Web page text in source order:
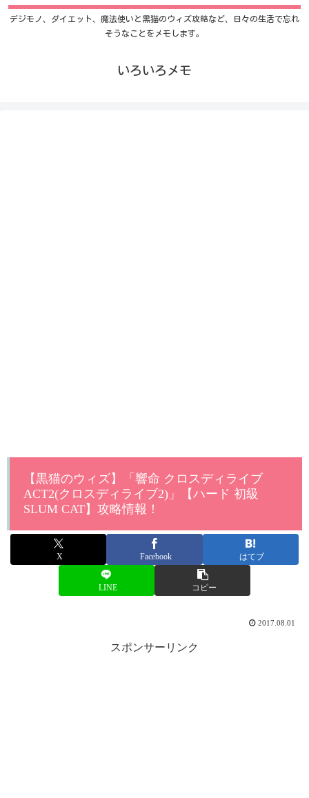
デジモノ、ダイエット、魔法使いと黒猫のウィズ攻略など、日々の生活で忘れ
そうなことをメモします。
いろいろメモ
【黒猫のウィズ】「響命 クロスディライブ
ACT2(クロスディライブ2)」【ハード 初級
SLUM CAT】攻略情報！
X Facebook はてブ
LINE コピー
2017.08.01
スポンサーリンク